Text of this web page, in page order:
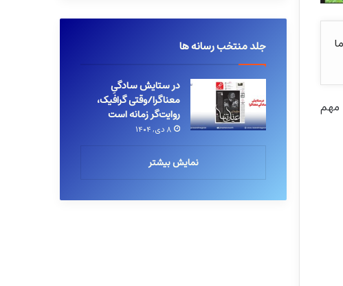
مهم
جلد منتخب رسانه ها
در ستایش سادگیِ
معناگرا/وقتی گرافیک،
روایت‌گر زمانه است
۸ دی, ۱۴۰۴
نمایش بیشتر